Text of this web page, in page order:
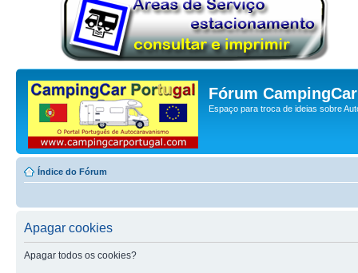
Fórum
Espaço para troca de ideias sobre
Índice do Fórum
Apagar cookies
Apagar todos os cookies?